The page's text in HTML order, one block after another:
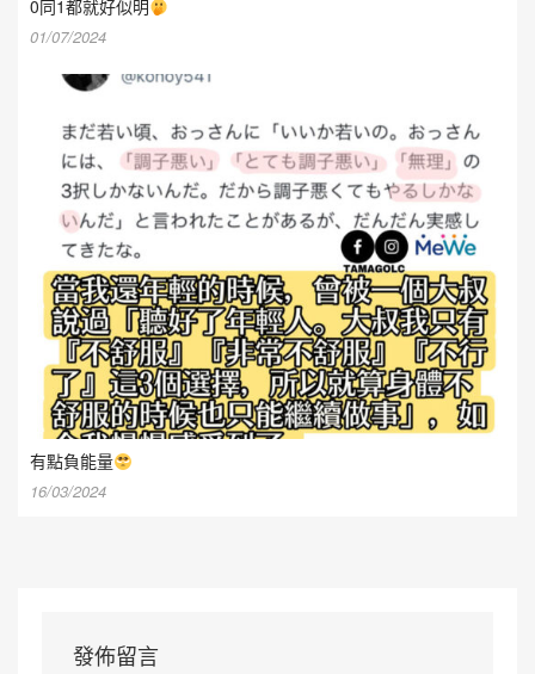
0同1都就好似明
01/07/2024
有點負能量
16/03/2024
發佈留言